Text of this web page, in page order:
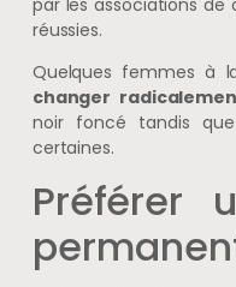
réussies.
Quelques femmes à
changer
noir foncé tandis que
certaines.
Préférer